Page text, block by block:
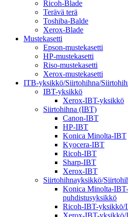
Ricoh-Blade
Terävä terä
Toshiba-Balde
Xerox-Blade
Mustekasetti
Epson-mustekasetti
HP-mustekasetti
Riso-mustekasetti
Xerox-mustekasetti
ITB-yksikkö/Siirtohihna/
IBT-yksikkö
Xerox-IBT-yksikkö
Siirtohihna (IBT)
Canon-IBT
HP-IBT
Konica Minolta-IBT
Kyocera-IBT
Ricoh-IBT
Sharp-IBT
Xerox-IBT
Siirtohihnayksikkö/
Konica Minolta-
puhdistusyksikkö
Ricoh-IBT-yksikkö/
Xerox-IBT-yksikkö/